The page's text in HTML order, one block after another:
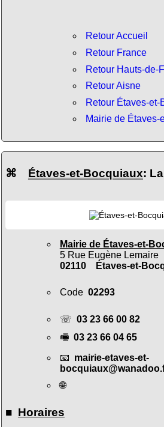
Retour Accueil
Retour France
Retour Hauts-de-
Retour Aisne
Retour Étaves-et-
Mairie de Étaves-
⌘ Étaves-et-Bocquiaux:
Mairie de Étaves-et-
5 Rue Eugène Lemaire
02110 Étaves-et-
Code 02293
☏ 03 23 66 00 82
🖷 03 23 66 04 65
📧 mairie-etaves-et-
🌐
■ Horaires